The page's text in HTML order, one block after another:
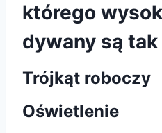
którego
dywany są
Trójkąt roboczy
Oświetlenie